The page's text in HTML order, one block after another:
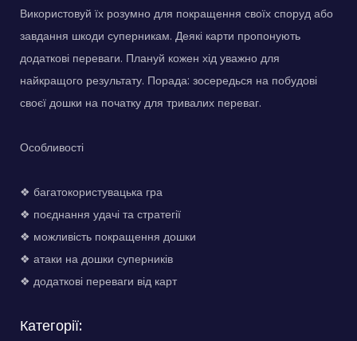
Використовуй їх розумно для покращення своїх споруд або
завдання шкоди суперникам. Деякі карти пропонують
додаткові переваги. Плануй кожен хід уважно для
найкращого результату. Порада: зосередься на побудові
своєї дошки на початку для тривалих переваг.
Особливості
❖ багатокористувацька гра
❖ поєднання удачі та стратегії
❖ можливість покращення дошки
❖ атаки на дошки суперників
❖ додаткові переваги від карт
Категорії: